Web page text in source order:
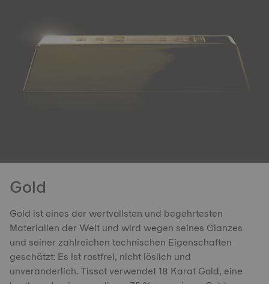
Gold
Gold ist eines der wertvollsten und begehrtesten
Materialien der Welt und wird wegen seines Glanzes
und seiner zahlreichen technischen Eigenschaften
geschätzt: Es ist rostfrei, nicht löslich und
unveränderlich. Tissot verwendet 18 Karat Gold, eine